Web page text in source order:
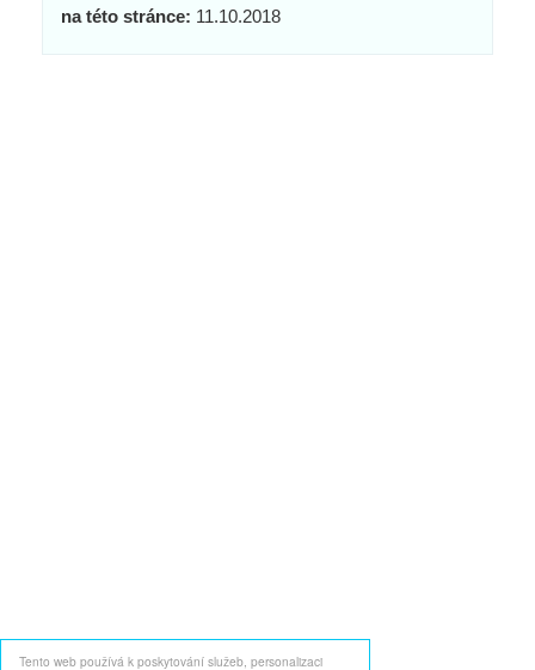
Tento web používá k poskytování služeb, personalizaci
na této stránce: 11.10.2018